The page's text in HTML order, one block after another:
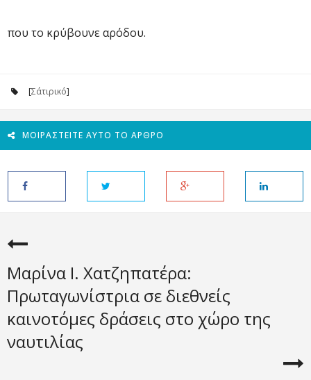
που το κρύβουνε αρόδου.
[Σάτιρικό]
ΜΟΙΡΑΣΤΕΊΤΕ ΑΥΤΌ ΤΟ ΆΡΘΡΟ
Μαρίνα Ι. Χατζηπατέρα:
Πρωταγωνίστρια σε διεθνείς
καινοτόμες δράσεις στο χώρο της
ναυτιλίας